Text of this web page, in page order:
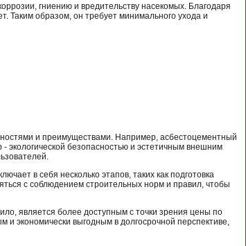
гниению и вредительству насекомых. Благодаря
Таким образом, он требует минимального ухода и
и преимуществами. Например, асбестоцементный
безопасностью и эстетичным внешним
в себя несколько этапов, таких как подготовка
с соблюдением строительных норм и правил, чтобы
является более доступным с точки зрения цены по
экономически выгодным в долгосрочной перспективе,